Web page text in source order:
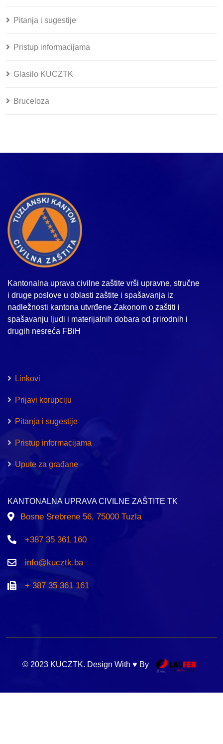
Pitanja i sugestije
Pristup informacijama
Glasilo KUCZTK
Bruceloza
Kantonalna uprava civilne zaštite vrši upravne, stručne
i druge poslove u oblasti zaštite i spašavanja iz
nadležnosti kantona utvrđene Zakonom o zaštiti i
spašavanju ljudi i materijalnih dobara od prirodnih i
drugih nesreća FBiH
Linkovi
Prijavi korupciju
Pitanja i sugestije
Pristup informacijama
Upute za građane
KANTONALNA UPRAVA CIVILNE ZAŠTITE TK
Bosne Srebrene 56, 75000 Tuzla
+387 35 361 160
info@kucztk.ba
+ 387 35 361 161
© 2023 KUCZTK. Design With ♥ By